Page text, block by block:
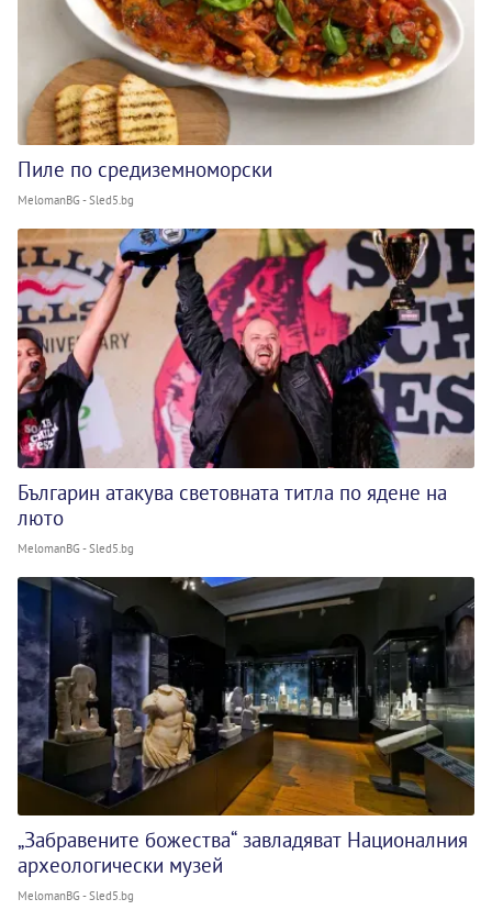
Пиле по средиземноморски
MelomanBG - Sled5.bg
Българин атакува световната титла по ядене на
люто
MelomanBG - Sled5.bg
„Забравените божества“ завладяват Националния
археологически музей
MelomanBG - Sled5.bg